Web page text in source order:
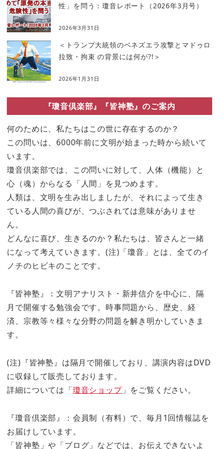
性」を問う：瓊音レポート（2026年3月号）
2026年3月31日
＜トランプ大統領のベネズエラ攻撃とマドゥロ
拉致・拘束 の背景には何が?!＞
2026年1月31日
『瓊音倶楽部』『皆神塾』のご案内
何のために、私たちはこの世に存在するのか？
この問いは、6000年前に文明が始まった時から続いて
います。
瓊音倶楽部では、この問いに対して、人体（機能）と
心（魂）からなる「人間」を見つめます。
人類は、文明を生み出しましたが、それによって生き
ている人間の喜びが、つぶされては意味がありませ
ん。
どんなに喜び、生きるのか？私たちは、皆さんと一緒
になって考えていきます。(注)「瓊音」とは、全てのイ
ノチのヒビキのことです。
『皆神塾』：文明アナリスト・新井信介を中心に、隔
月で開催する勉強会です。時事問題から、歴史、経
済、宗教等々様々な分野の問題を解き明かしていきま
す。
(注)『皆神塾』は隔月で開催しており、講演内容はDVD
に収録して販売しております。
詳細については「瓊音ショップ」をご覧ください。
『瓊音倶楽部』：会員制（有料）で、毎月1回情報誌を
お届けしています。
「皆神塾」や「ブログ」などでは、お伝えできないよ